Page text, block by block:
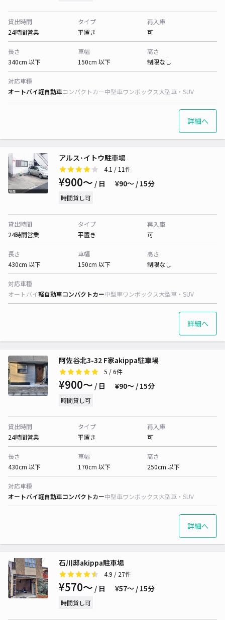
貸出時間
24時間営業
タイプ
平置き
再入庫
可
長さ
340cm 以下
車幅
150cm 以下
高さ
制限なし
対応車種
オートバイ軽自動車コンパクトカー中型車ワンボックス大型車・SUV
詳細へ
アルス･イトウ駐車場
4.1 / 11件
¥900〜 / 日 ¥90〜 / 15分
時間貸し可
貸出時間
24時間営業
タイプ
平置き
再入庫
可
長さ
430cm 以下
車幅
150cm 以下
高さ
制限なし
対応車種
オートバイ軽自動車コンパクトカー中型車ワンボックス大型車・SUV
詳細へ
阿佐谷北3-32 F家akippa駐車場
5 / 6件
¥900〜 / 日 ¥90〜 / 15分
時間貸し可
貸出時間
24時間営業
タイプ
平置き
再入庫
可
長さ
430cm 以下
車幅
170cm 以下
高さ
250cm 以下
対応車種
オートバイ軽自動車コンパクトカー中型車ワンボックス大型車・SUV
詳細へ
石川邸akippa駐車場
4.9 / 27件
¥570〜 / 日 ¥57〜 / 15分
時間貸し可